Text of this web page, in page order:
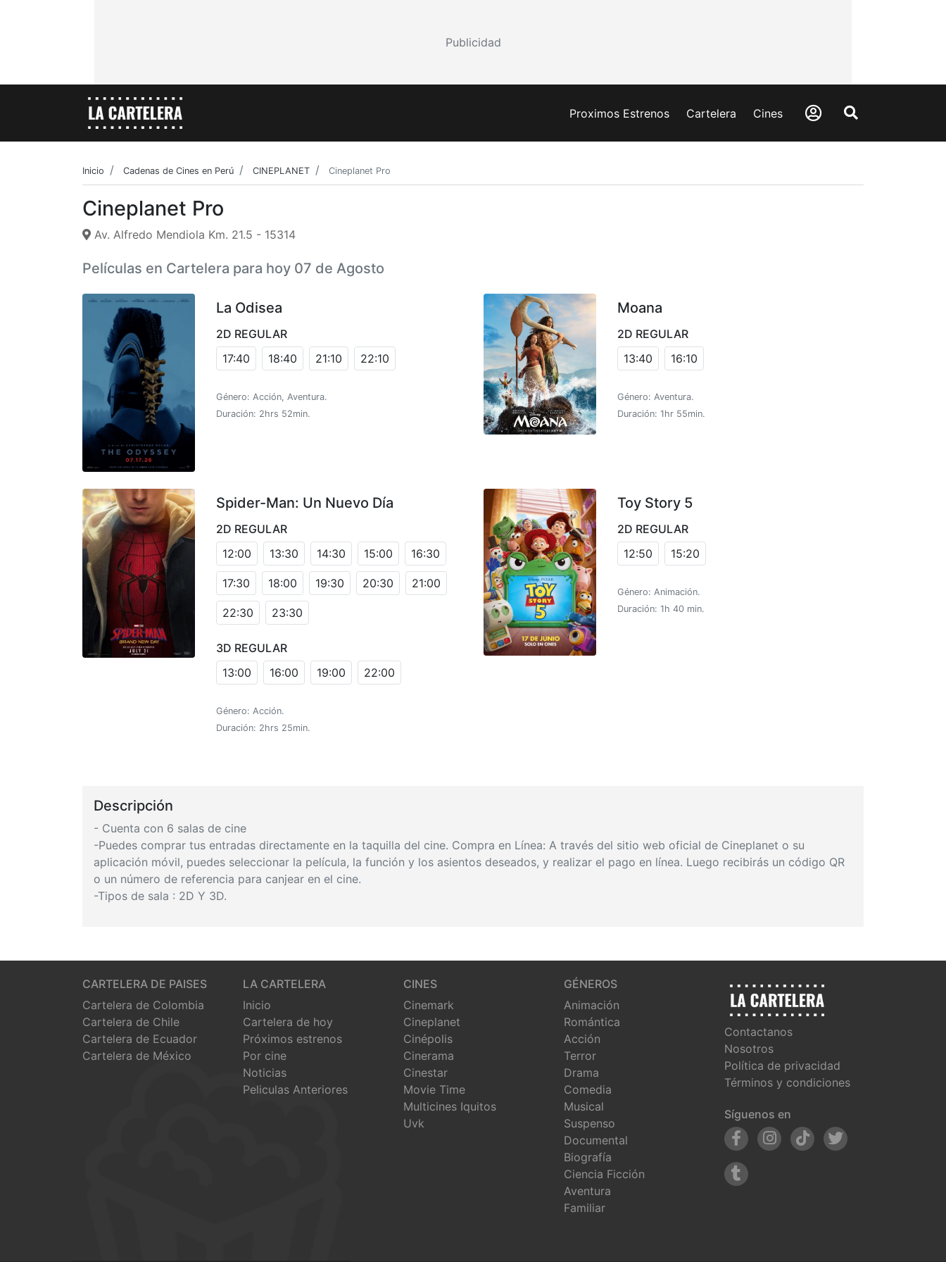
Publicidad
Proximos Estrenos Cartelera Cines
Inicio Cadenas de Cines en Perú CINEPLANET Cineplanet Pro
Cineplanet Pro
Av. Alfredo Mendiola Km. 21.5 - 15314
Películas en Cartelera para hoy 07 de Agosto
La Odisea
2D REGULAR
17:40
18:40 21:10 22:10
Género: Acción, Aventura.
Duración: 2hrs 52min.
Moana
2D REGULAR
13:40
16:10
Género: Aventura.
Duración: 1hr 55min.
Spider-Man: Un Nuevo Día
2D REGULAR
12:00
13:30 14:30 15:00 16:30
17:30 18:00 19:30 20:30 21:00
22:30 23:30
3D REGULAR
13:00
16:00 19:00 22:00
Género: Acción.
Duración: 2hrs 25min.
Toy Story 5
2D REGULAR
12:50
15:20
Género: Animación.
Duración: 1h 40 min.
Descripción
- Cuenta con 6 salas de cine
-Puedes comprar tus entradas directamente en la taquilla del cine. Compra en Línea: A través del sitio web oficial de Cineplanet o su
aplicación móvil, puedes seleccionar la película, la función y los asientos deseados, y realizar el pago en línea. Luego recibirás un código QR
o un número de referencia para canjear en el cine.
-Tipos de sala : 2D Y 3D.
CARTELERA DE PAISES
Cartelera de Colombia
Cartelera de Chile
Cartelera de Ecuador
Cartelera de México
LA CARTELERA
Inicio
Cartelera de hoy
Próximos estrenos
Por cine
Noticias
Peliculas Anteriores
CINES
Cinemark
Cineplanet
Cinépolis
Cinerama
Cinestar
Movie Time
Multicines Iquitos
Uvk
GÉNEROS
Animación
Romántica
Acción
Terror
Drama
Comedia
Musical
Suspenso
Documental
Biografía
Ciencia Ficción
Aventura
Familiar
Contactanos
Nosotros
Política de privacidad
Términos y condiciones
Síguenos en